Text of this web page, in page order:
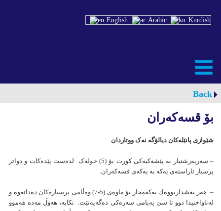
English Arabic Kurdish
Back
بۆ قسەكەران
شێوازی پانێلەكان دیالۆگە نەک ووتاردان
– سەرپەرشتیار بە پێشەکیەکی کورت بۆ (5) خولەک لدەست پێدەکات و دواتر
پرسیار ئاراستەی یەکە بە یەکەی قسەکەران.
– هەر بەشداربووەك یەكەمجار بۆ ماوەی (5-7) وەڵامی پرسیارەکان دەداتەوە و
لەناواخنیدا دوو تا سێ پەیامی سەرەکی دەگەیەنێت. تکایە، هەوڵ مەدە هەموو